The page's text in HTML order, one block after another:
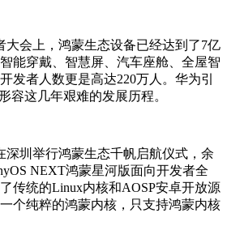
大会上，鸿蒙生态设备已经达到了7亿
能穿戴、智慧屏、汽车座舱、全屋智
发者人数更是高达220万人。华为引
容这几年艰难的发展历程。
深圳举行鸿蒙生态千帆启航仪式，余
NEXT鸿蒙星河版面向开发者全
传统的Linux内核和AOSP安卓开放源
个纯粹的鸿蒙内核，只支持鸿蒙内核